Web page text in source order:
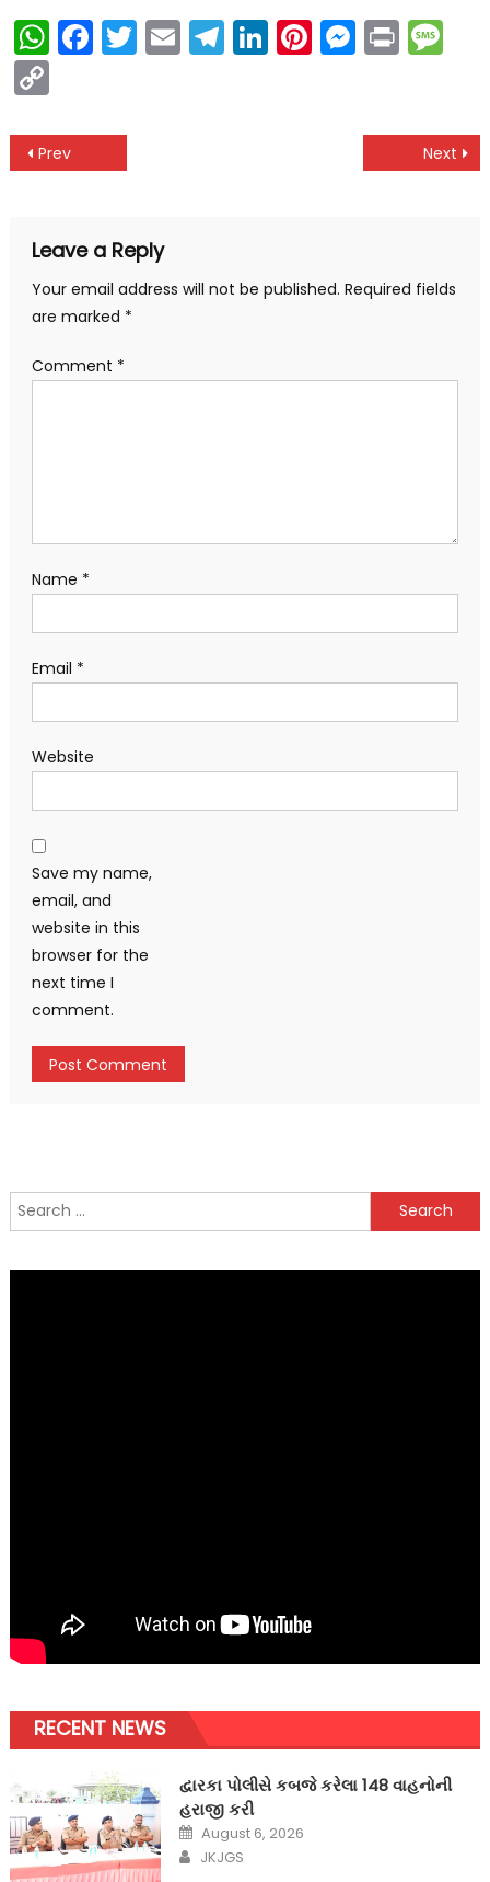
WhatsApp
Facebook
Twitter
EmailTelegram
LinkedIn
Pinterest
Print
Copy
Post
Prev Next
Leave a Reply
Your email address will not be published. Required fields
are marked *
Comment *
Name *
Email *
Website
Save my name,
email, and
website in this
browser for the
next time I
comment.
Search
for:
RECENT NEWS
દ્વારકા પોલીસે કબજે કરેલા 148 વાહનોની
હરાજી કરી
Posted
on
August 6, 2026
Author
JKJGS